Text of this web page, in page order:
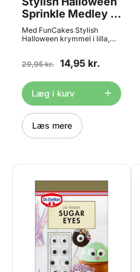
Sprinkle Medley -
65g, FunCakes -
BEDST FØR 07/26
Med FunCakes Stylish
Halloween krymmel i lilla,
skræmmende og smukke
cupcakes, småkager m.m. -
kun fantasien sætter
grænser. Glasset har et
praktisk drysselåg. Indhold:
65g
29,95 kr. 14,95 kr.
Læg i kurv
Læs mere